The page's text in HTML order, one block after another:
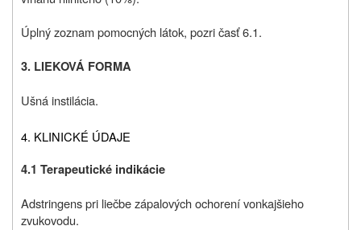
Úplný zoznam pomocných látok, pozri časť 6.1.
3. LIEKOVÁ FORMA
Ušná instilácia.
4. KLINICKÉ ÚDAJE
4.1 Terapeutické indikácie
Adstringens pri liečbe zápalových ochorení vonkajšieho
zvukovodu.